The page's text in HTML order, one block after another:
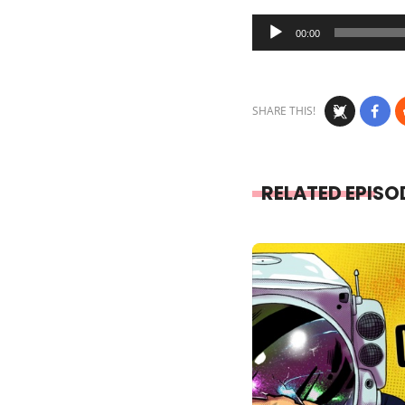
Audio
Player
00:00
SHARE THIS!
RELATED